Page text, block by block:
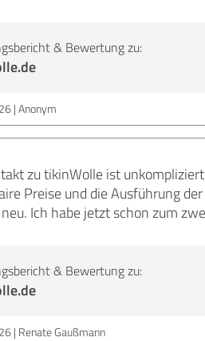
& Bewertung zu:
Anonym
zu tikinWolle ist
Preise und die Ausführung
Ich habe jetzt schon zum
& Bewertung zu:
Renate Gaußmann